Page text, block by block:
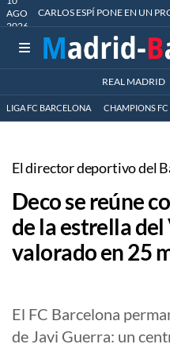
AGO
2026
CARLOS ESPÍ PONE EN UN
REAL MADRID
LIGA FC BARCELONA CHAMPIONS
El director deportivo del
Deco se reúne
de la estrella
valorado en 25
El FC Barcelona
de Javi Guerra: un